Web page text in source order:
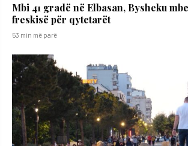
Mbi 41 gradë në Elbasan, Bysheku
freskisë për qytetarët
53 min më parë